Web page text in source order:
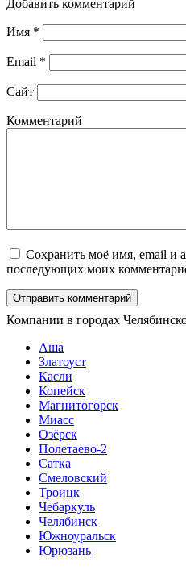
Добавить комментарий
Имя *
Email *
Сайт
Комментарий
Сохранить моё имя, email и
последующих моих
Компании в городах
Аша
Златоуст
Касли
Копейск
Магнитогорск
Миасс
Озёрск
Полетаево-2
Сатка
Смеловский
Троицк
Чебаркуль
Челябинск
Южноуральск
Юрюзань